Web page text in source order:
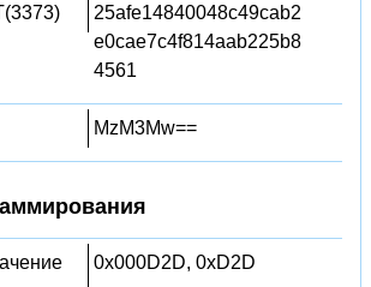
25afe14840048c49cab2
e0cae7c4f814aab225b8
4561
MzM3Mw==
0x000D2D, 0xD2D